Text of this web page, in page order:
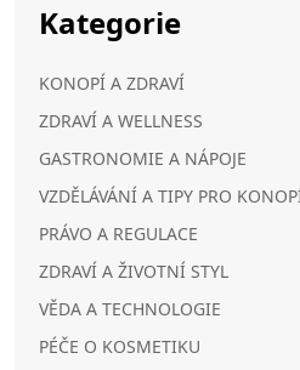
Kategorie
KONOPÍ A ZDRAVÍ
ZDRAVÍ A WELLNESS
GASTRONOMIE A NÁPOJE
VZDĚLÁVÁNÍ A TIPY PRO
PRÁVO A REGULACE
ZDRAVÍ A ŽIVOTNÍ STYL
VĚDA A TECHNOLOGIE
PÉČE O KOSMETIKU